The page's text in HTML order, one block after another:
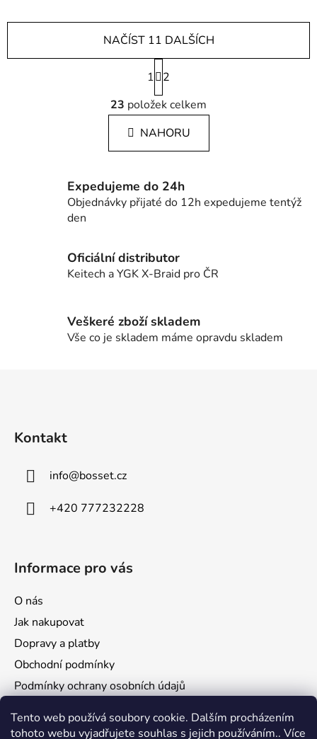
Tento web používá soubory cookie. Dalším procházením
tohoto webu vyjadřujete souhlas s jejich používáním.. Více
O
v
l
á
d
c
í
v
k
y
ý
p
i
NAČÍST 11 DALŠÍCH
S
t
r
á
n
k
n
í
1
2
23 položek celkem
NAHORU
Expedujeme do 24h
Objednávky přijaté do 12h expedujeme tentýž
den
Oficiální distributor
Keitech a YGK X-Braid pro ČR
Veškeré zboží skladem
Vše co je skladem máme opravdu skladem
Kontakt
info@bosset.cz
+420 777232228
Informace pro vás
O nás
Jak nakupovat
Dopravy a platby
Obchodní podmínky
Podmínky ochrany osobních údajů